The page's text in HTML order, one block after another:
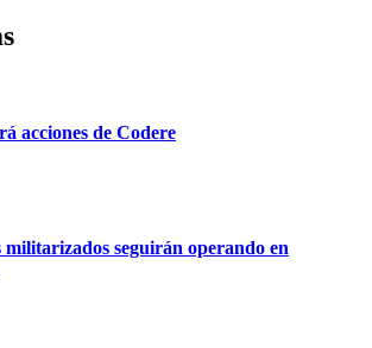
acciones de Codere
seguirán operando en